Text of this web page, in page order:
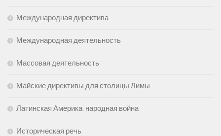
Международная директива
Международная деятельность
Массовая деятельность
Майские директивы для столицы Лимы
Латинская Америка: народная война
Историческая речь